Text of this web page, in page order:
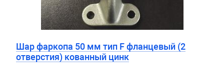
Шар фаркопа 50 мм тип F фланцевый (2
отверстия) кованный цинк